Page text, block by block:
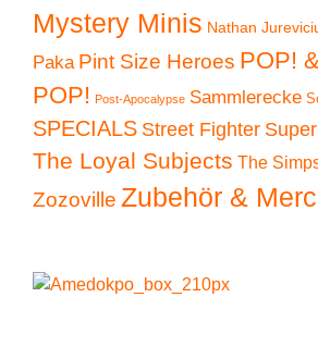
Mystery Minis Nathan
Paka Pint Size Heroes POP!
POP! Post-Apocalypse Sammlerecke
SPECIALS Street Fighter
The Loyal Subjects The
Zozoville Zubehör &